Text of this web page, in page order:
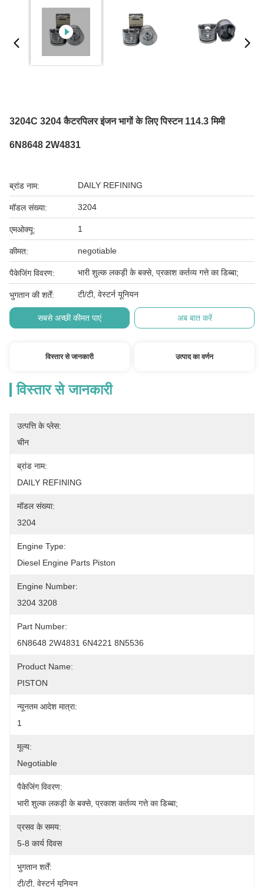
3204C 3204 कैटरपिलर इंजन भागों के लिए पिस्टन 114.3 मिमी
6N8648 2W4831
ब्रांड नाम: DAILY REFINING
मॉडल संख्या: 3204
एमओक्यू: 1
कीमत: negotiable
पैकेजिंग विवरण: भारी शुल्क लकड़ी के बक्से, प्रकाश कर्तव्य गत्ते का डिब्बा;
भुगतान की शर्तें: टी/टी, वेस्टर्न यूनियन
सबसे अच्छी कीमत पाएं अब बात करें
विस्तार से जानकारी उत्पाद का वर्णन
विस्तार से जानकारी
उत्पत्ति के प्लेस:
चीन
ब्रांड नाम:
DAILY REFINING
मॉडल संख्या:
3204
Engine Type:
Diesel Engine Parts Piston
Engine Number:
3204 3208
Part Number:
6N8648 2W4831 6N4221 8N5536
Product Name:
PISTON
न्यूनतम आदेश मात्रा:
1
मूल्य:
Negotiable
पैकेजिंग विवरण:
भारी शुल्क लकड़ी के बक्से, प्रकाश कर्तव्य गत्ते का डिब्बा;
प्रसव के समय:
5-8 कार्य दिवस
भुगतान शर्तें:
टी/टी, वेस्टर्न यूनियन